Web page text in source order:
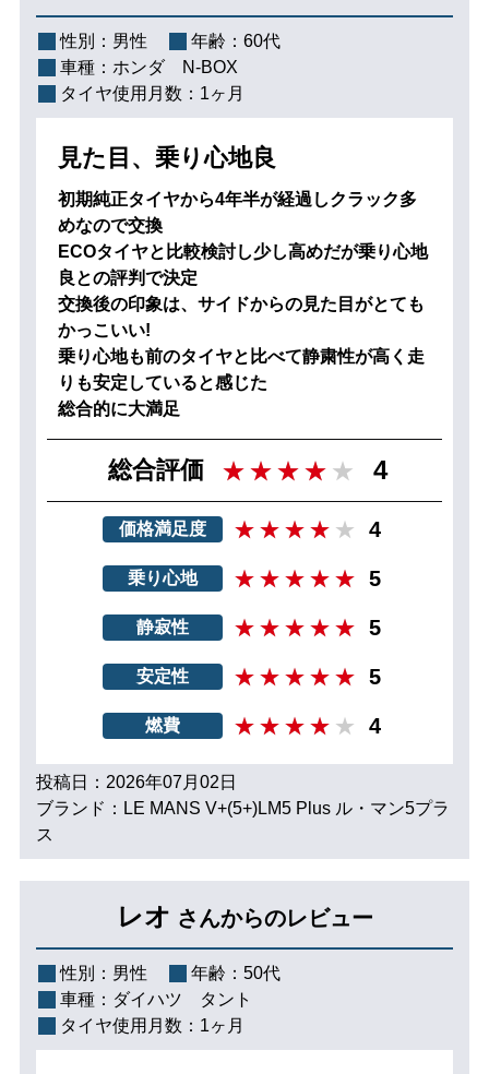
性別： 男性 年齢： 60代
車種： ホンダ N-BOX
タイヤ使用月数： 1ヶ月
見た目、乗り心地良
初期純正タイヤから4年半が経過しクラック多
めなので交換
ECOタイヤと比較検討し少し高めだが乗り心地
良との評判で決定
交換後の印象は、サイドからの見た目がとても
かっこいい!
乗り心地も前のタイヤと比べて静粛性が高く走
りも安定していると感じた
総合的に大満足
総合評価 4
価格満足度 4
乗り心地 5
静寂性 5
安定性 5
燃費 4
投稿日：2026年07月02日
ブランド：LE MANS V+(5+)LM5 Plus ル・マン5プラ
ス
レオ さんからのレビュー
性別： 男性 年齢： 50代
車種： ダイハツ タント
タイヤ使用月数： 1ヶ月